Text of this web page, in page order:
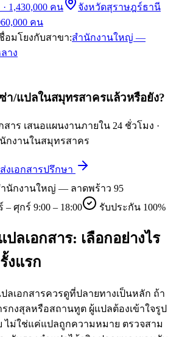
1,430,000 คน
จังหวัดสุราษฎร์ธานี
คน
อมโยงกับสาขา:สำนักงานใหญ่ —
าง
า/แปลในสมุทรสาครแล้วหรือยัง?
าร เสนอแผนงานภายใน 24 ชั่วโมง ·
กงานในสมุทรสาคร
ส่งเอกสารปรึกษา
นักงานใหญ่ — ลาดพร้าว 95
– ศุกร์ 9:00 – 18:00 รับประกัน 100%
ลเอกสาร: เลือกอย่างไร
งแรก
ลเอกสารควรดูที่ปลายทางเป็นหลัก ถ้า
กงสุลหรือสถานทูต ผู้แปลต้องเข้าใจรูป
ไม่ใช่แค่แปลถูกความหมาย ตรวจสาม